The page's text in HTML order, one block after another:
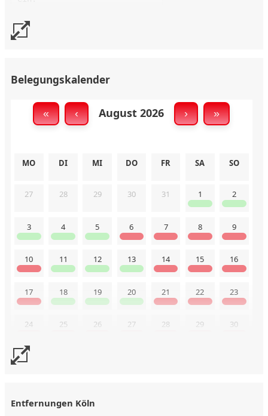
K310 Köln-Mülheim Messe 25qm XS DeutzWohnfläche qm:
25 Personen 1
K606 Köln Mülheim 76qm XL messenah
Wohnfläche qm: 66
Belegungskalender
« ‹ August 2026 › »
MO DI MI DO FR SA SO
27 28 29 30 31 1 2
3 4 5 6 7 8 9
10 11 12 13 14 15 16
17 18 19 20 21 22 23
24 25 26 27 28 29 30
Entfernungen Köln